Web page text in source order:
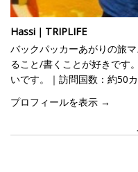
Hassi｜TRIPLIFE
バックパッカーあがりの旅
ること/書くことが好きです
いです。｜訪問国数：約50
プロフィールを表示 →